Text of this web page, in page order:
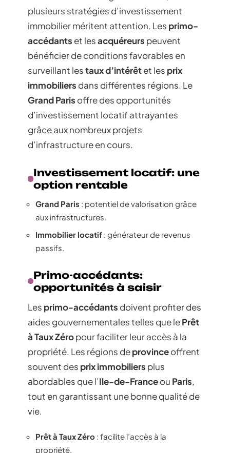
plusieurs stratégies d’investissement
immobilier méritent attention. Les primo-
accédants et lesacquéreurs peuvent
bénéficier de conditions favorables en
surveillant lestaux d’intérêtet les prix
immobiliers dans différentes régions. Le
Grand Paris offre des opportunités
d’investissement locatif attrayantes
grâce aux nombreux projets
d’infrastructure en cours.
Investissement locatif: une
option rentable
Grand Paris : potentiel de valorisation grâce
aux infrastructures.
Immobilier locatif : générateur de revenus
passifs.
Primo-accédants:
opportunités à saisir
Les primo-accédants doivent profiter des
aides gouvernementales telles que lePrêt
à Taux Zéropour faciliter leur accès à la
propriété. Les régions deprovinceoffrent
souvent des prix immobiliers plus
abordables que l’Ile-de-Franceou Paris,
tout en garantissant une bonne qualité de
vie.
Prêt à Taux Zéro : facilite l’accès à la
propriété.